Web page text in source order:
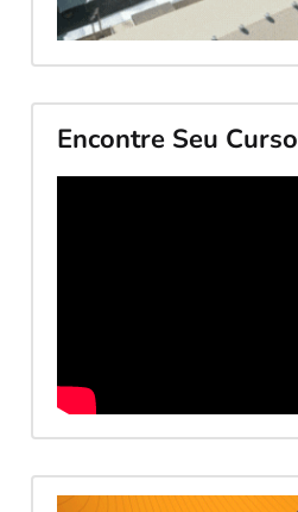
Encontre Seu Curso